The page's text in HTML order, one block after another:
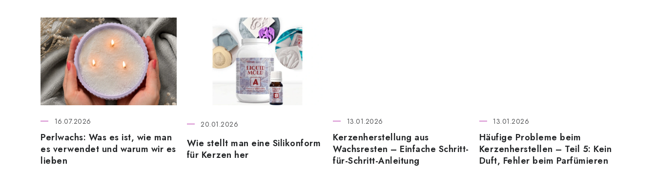
L
i
s
t
e
d
e
r
A
Perlwachs: Was es ist, wie man
es verwendet und warum wir es
lieben
16.07.2026
Wie stellt man eine Silikonform
für Kerzen her
20.01.2026
Kerzenherstellung aus
Wachsresten – Einfache Schritt-
für-Schritt-Anleitung
13.01.2026
Häufige Probleme beim
Kerzenherstellen – Teil 5: Kein
Duft, Fehler beim Parfümieren
13.01.2026